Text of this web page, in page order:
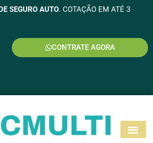
SEGURO AUTO. COTAÇÃO EM ATÉ 3
CONTRATE AGORA
SEGURO MOTO